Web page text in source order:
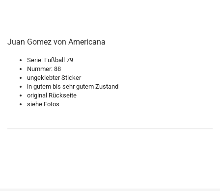
Juan Gomez von Americana
Serie: Fußball 79
Nummer: 88
ungeklebter Sticker
in gutem bis sehr gutem Zustand
original Rückseite
siehe Fotos